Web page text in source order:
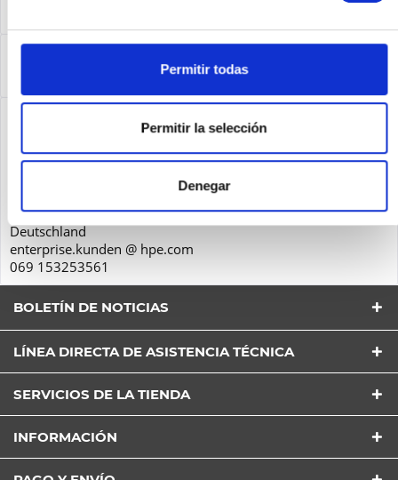
Permitir todas
Permitir la selección
Denegar
He leído laPolítica de Privacidadentender y estar
de acuerdo*
Los campos con * son obligatorios
Herrenberger Str. 140
Böblingen
Deutschland
enterprise.kunden @ hpe.com
069 153253561
BOLETÍN DE NOTICIAS
LÍNEA DIRECTA DE ASISTENCIA TÉCNICA
SERVICIOS DE LA TIENDA
INFORMACIÓN